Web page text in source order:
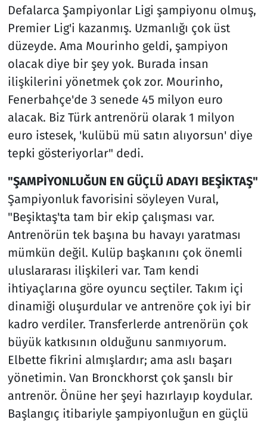
Defalarca Şampiyonlar Ligi şampiyonu olmuş,
Premier Lig'i kazanmış. Uzmanlığı çok üst
düzeyde. Ama Mourinho geldi, şampiyon
olacak diye bir şey yok. Burada insan
ilişkilerini yönetmek çok zor. Mourinho,
Fenerbahçe'de 3 senede 45 milyon euro
alacak. Biz Türk antrenörü olarak 1 milyon
euro istesek, 'kulübü mü satın alıyorsun' diye
tepki gösteriyorlar" dedi.
"ŞAMPİYONLUĞUN EN GÜÇLÜ ADAYI BEŞİKTAŞ"
Şampiyonluk favorisini söyleyen Vural,
"Beşiktaş'ta tam bir ekip çalışması var.
Antrenörün tek başına bu havayı yaratması
mümkün değil. Kulüp başkanını çok önemli
uluslararası ilişkileri var. Tam kendi
ihtiyaçlarına göre oyuncu seçtiler. Takım içi
dinamiği oluşurdular ve antrenöre çok iyi bir
kadro verdiler. Transferlerde antrenörün çok
büyük katkısının olduğunu sanmıyorum.
Elbette fikrini almışlardır; ama aslı başarı
yönetimin. Van Bronckhorst çok şanslı bir
antrenör. Önüne her şeyi hazırlayıp koydular.
Başlangıç itibariyle şampiyonluğun en güçlü